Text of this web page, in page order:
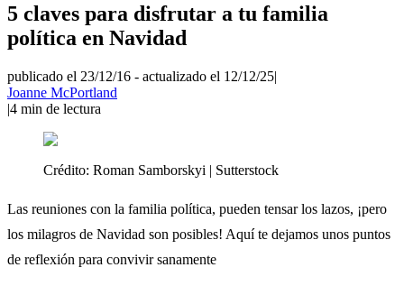
5 claves para disfrutar a tu familia
política en Navidad
publicado el 23/12/16 - actualizado el 12/12/25|
Joanne McPortland
|4 min de lectura
Crédito: Roman Samborskyi | Sutterstock
Las reuniones con la familia política, pueden tensar los lazos, ¡pero
los milagros de Navidad son posibles! Aquí te dejamos unos puntos
de reflexión para convivir sanamente